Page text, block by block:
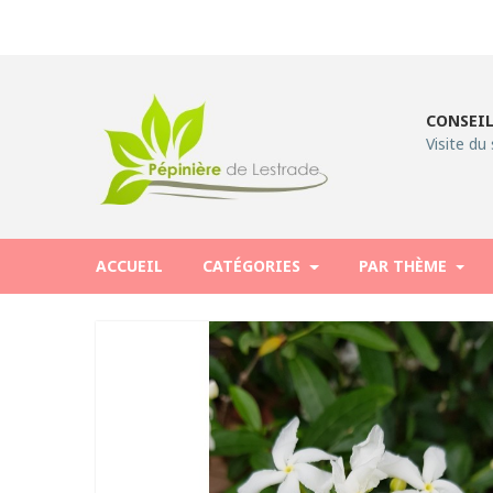
Visite du
ACCUEIL CATÉGORIES PAR THÈME